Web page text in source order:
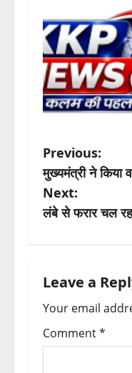
P
o
s
n
a
v
Previous:
मुख्यमंत्री ने किया
Next:
लंबे से फरार चल रहा
Leave a
Your email
Comment*